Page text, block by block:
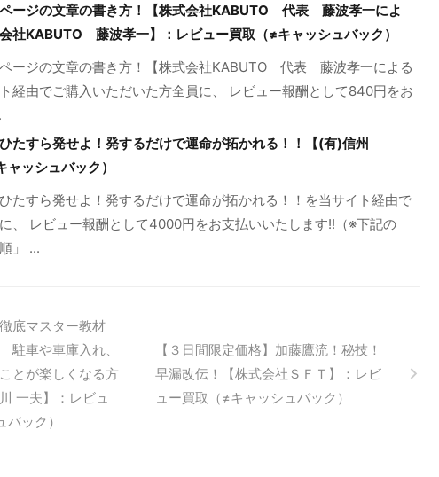
ージの文章の書き方！【株式会社KABUTO 代表 藤波孝一によ
社KABUTO 藤波孝一】：レビュー買取（≠キャッシュバック）
ージの文章の書き方！【株式会社KABUTO 代表 藤波孝一による
経由でご購入いただいた方全員に、 レビュー報酬として840円をお
たすら発せよ！発するだけで運命が拓かれる！！【(有)信州
ッシュバック）
たすら発せよ！発するだけで運命が拓かれる！！を当サイト経由で
、 レビュー報酬として4000円をお支払いいたします!!（※下記の
」 ...
底マスター教材
駐車や車庫入れ、
とが楽しくなる方
一夫】：レビュ
ック）
【３日間限定価格】加藤鷹流！秘技！
早漏改伝！【株式会社ＳＦＴ】：レビ
ュー買取（≠キャッシュバック）